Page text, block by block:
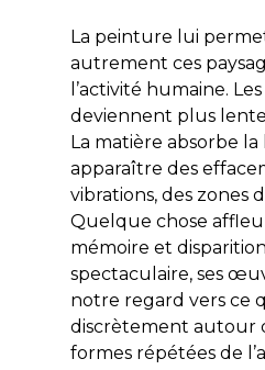
La peinture lui
autrement ces
l’activité humaine.
deviennent plus
La matière absorbe la
apparaître des
vibrations, des zones
Quelque chose
mémoire et
spectaculaire, ses
notre regard vers ce
discrètement autour
formes répétées de